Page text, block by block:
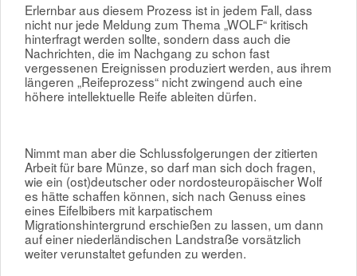
Erlernbar aus diesem Prozess ist in jedem Fall, dass
nicht nur jede Meldung zum Thema „WOLF“ kritisch
hinterfragt werden sollte, sondern dass auch die
Nachrichten, die im Nachgang zu schon fast
vergessenen Ereignissen produziert werden, aus ihrem
längeren „Reifeprozess“ nicht zwingend auch eine
höhere intellektuelle Reife ableiten dürfen.
Nimmt man aber die Schlussfolgerungen der zitierten
Arbeit für bare Münze, so darf man sich doch fragen,
wie ein (ost)deutscher oder nordosteuropäischer Wolf
es hätte schaffen können, sich nach Genuss eines
eines Eifelbibers mit karpatischem
Migrationshintergrund erschießen zu lassen, um dann
auf einer niederländischen Landstraße vorsätzlich
weiter verunstaltet gefunden zu werden.